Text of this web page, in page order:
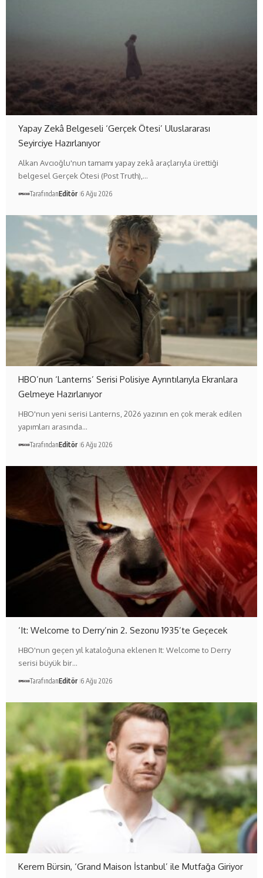
Yapay Zekâ Belgeseli ‘Gerçek Ötesi’ Uluslararası
Seyirciye Hazırlanıyor
Alkan Avcıoğlu'nun tamamı yapay zekâ araçlarıyla ürettiği
belgesel Gerçek Ötesi (Post Truth),…
TarafındanEditör 6 Ağu 2026
HBO’nun ‘Lanterns’ Serisi Polisiye Ayrıntılarıyla Ekranlara
Gelmeye Hazırlanıyor
HBO'nun yeni serisi Lanterns, 2026 yazının en çok merak edilen
yapımları arasında…
TarafındanEditör 6 Ağu 2026
‘It: Welcome to Derry’nin 2. Sezonu 1935’te Geçecek
HBO'nun geçen yıl kataloğuna eklenen It: Welcome to Derry
serisi büyük bir…
TarafındanEditör 6 Ağu 2026
Kerem Bürsin, ‘Grand Maison İstanbul’ ile Mutfağa Giriyor